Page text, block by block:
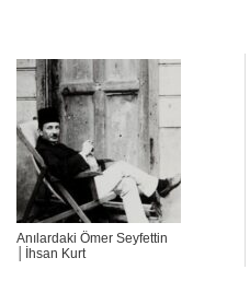
Anılardaki Ömer Seyfettin
│İhsan Kurt